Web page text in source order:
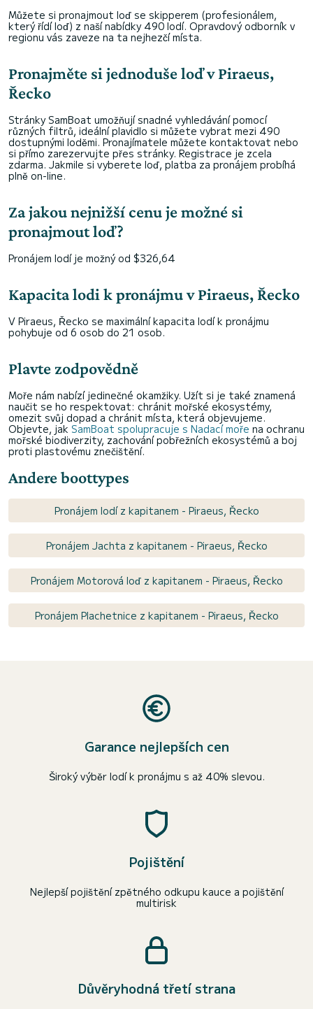
Můžete si pronajmout loď se skipperem (profesionálem,
který řídí loď) z naší nabídky 490 lodí. Opravdový odborník v
regionu vás zaveze na ta nejhezčí místa.
Pronajměte si jednoduše loď v Piraeus,
Řecko
Stránky SamBoat umožňují snadné vyhledávání pomocí
různých filtrů, ideální plavidlo si můžete vybrat mezi 490
dostupnými loděmi. Pronajímatele můžete kontaktovat nebo
si přímo zarezervujte přes stránky. Registrace je zcela
zdarma. Jakmile si vyberete loď, platba za pronájem probíhá
plně on-line.
Za jakou nejnižší cenu je možné si
pronajmout loď?
Pronájem lodí je možný od $326,64
Kapacita lodi k pronájmu v Piraeus, Řecko
V Piraeus, Řecko se maximální kapacita lodí k pronájmu
pohybuje od 6 osob do 21 osob.
Plavte zodpovědně
Moře nám nabízí jedinečné okamžiky. Užít si je také znamená
naučit se ho respektovat: chránit mořské ekosystémy,
omezit svůj dopad a chránit místa, která objevujeme.
Objevte, jak SamBoat spolupracuje s Nadací moře na ochranu
mořské biodiverzity, zachování pobřežních ekosystémů a boj
proti plastovému znečištění.
Andere boottypes
Pronájem lodí z kapitanem - Piraeus, Řecko
Pronájem Jachta z kapitanem - Piraeus, Řecko
Pronájem Motorová loď z kapitanem - Piraeus, Řecko
Pronájem Plachetnice z kapitanem - Piraeus, Řecko
Garance nejlepších cen
Široký výběr lodí k pronájmu s až 40% slevou.
Pojištění
Nejlepší pojištění zpětného odkupu kauce a pojištění
multirisk
Důvěryhodná třetí strana